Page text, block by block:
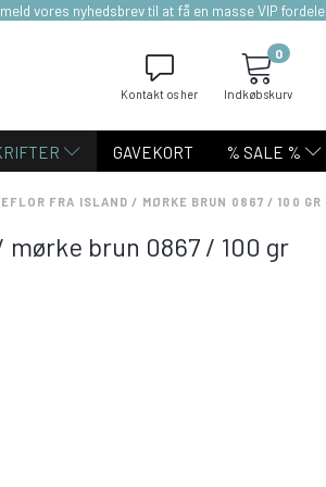
vores nyhedsbrev til at få en masse VIP fordele
Kontakt os her Indkøbskurv
0
GAVEKORT % SALE %
FRA ISLAND / MØRKE BRUN 0867 / 100 GR
brun 0867 / 100 gr